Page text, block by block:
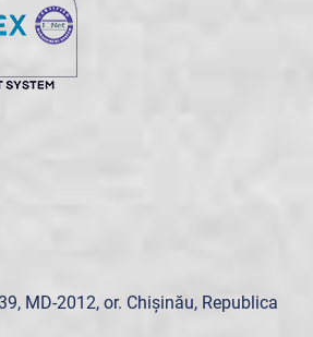
MD-2012, or. Chișinău, Republica